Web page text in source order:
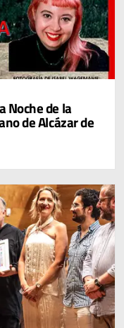
Noche de la
de Alcázar de